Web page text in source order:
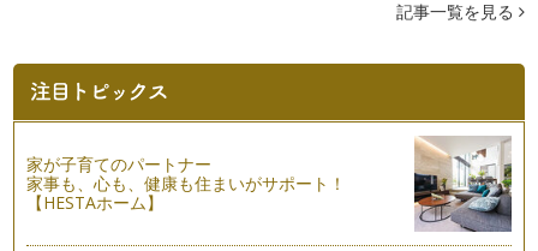
親子で作るフレッシュグリーンのクリスマスリース①
１２月の足音が直ぐそこまで聴こえてきました。あちらこちら
で目にするクリスマスディ…
七五三のお祝いはフラワーケーキで
お子さまの健やかな成長を感謝しながらお祝いする七五三。
記事一覧を見る
家が子育てのパートナー
家事も、心も、健康も住まいがサポート！
【HESTAホーム】